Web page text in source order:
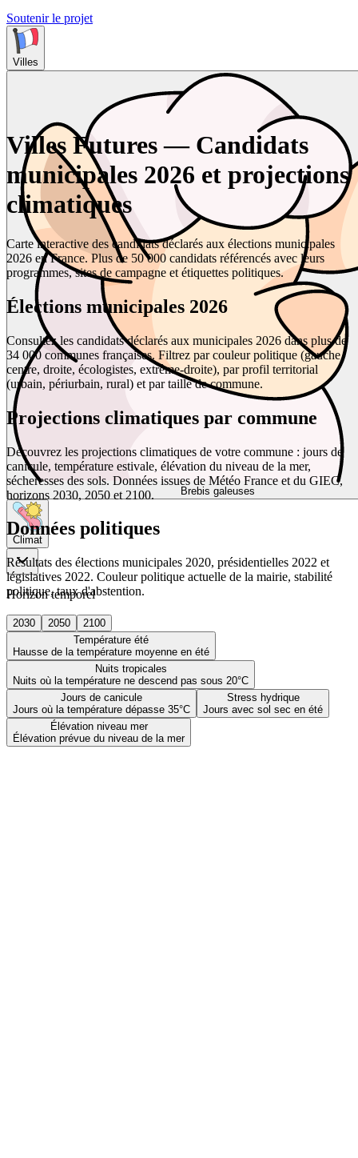
Soutenir le projet
Villes
Brebis galeuses
Climat
Horizon temporel
2030 2050
2100
Température été
Hausse de la température moyenne en été
Nuits tropicales
Nuits où la température ne descend pas sous 20°C
Jours de canicule
Jours où la température dépasse 35°C
Stress hydrique
Jours avec sol sec en été
Élévation niveau mer
Élévation prévue du niveau de la mer
Villes Futures — Candidats
municipales 2026 et projections
climatiques
Carte interactive des candidats déclarés aux élections municipales
2026 en France. Plus de 50 000 candidats référencés avec leurs
programmes, sites de campagne et étiquettes politiques.
Élections municipales 2026
Consultez les candidats déclarés aux municipales 2026 dans plus de
34 000 communes françaises. Filtrez par couleur politique (gauche,
centre, droite, écologistes, extrême-droite), par profil territorial
(urbain, périurbain, rural) et par taille de commune.
Projections climatiques par commune
Découvrez les projections climatiques de votre commune : jours de
canicule, température estivale, élévation du niveau de la mer,
sécheresses des sols. Données issues de Météo France et du GIEC,
horizons 2030, 2050 et 2100.
Données politiques
Résultats des élections municipales 2020, présidentielles 2022 et
législatives 2022. Couleur politique actuelle de la mairie, stabilité
politique, taux d'abstention.